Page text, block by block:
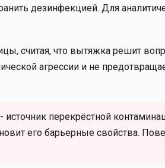
дезинфекцией. Для
считая, что вытяжка решит
агрессии и не
перекрёстной
его барьерные свойства.